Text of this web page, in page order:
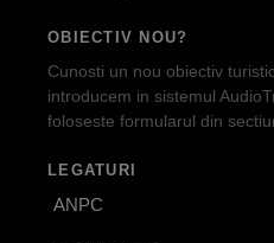
OBIECTIV NOU?
Cunosti un nou obiectiv
introducem in sistemul
foloseste formularul din
LEGATURI
ANPC